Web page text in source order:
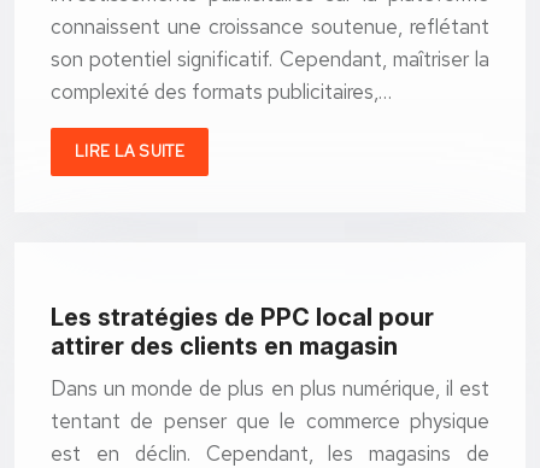
connaissent une croissance soutenue, reflétant
son potentiel significatif. Cependant, maîtriser la
complexité des formats publicitaires,…
LIRE LA SUITE
Les stratégies de PPC local pour
attirer des clients en magasin
Dans un monde de plus en plus numérique, il est
tentant de penser que le commerce physique
est en déclin. Cependant, les magasins de